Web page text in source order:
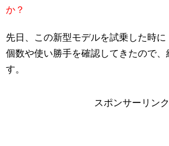
か？
先日、この新型モデルを試乗した時
個数や使い勝手を確認してきたので、
す。
スポンサーリンク